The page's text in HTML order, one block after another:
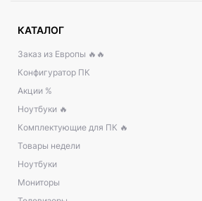
КАТАЛОГ
Заказ из Европы 🔥🔥
Конфигуратор ПК
Акции %
Ноутбуки 🔥
Комплектующие для ПК 🔥
Товары недели
Ноутбуки
Мониторы